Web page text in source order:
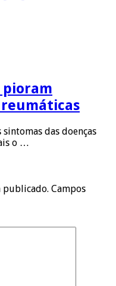
das doenças
o …
publicado. Campos